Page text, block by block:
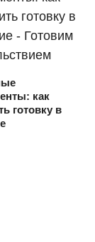
как
готовку в